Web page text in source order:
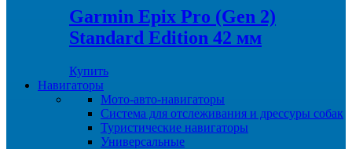
составляла
132
292 ₽.
85
990 ₽.
Garmin Epix Pro (Gen 2)
Standard Edition 42 мм
Купить
Навигаторы
Мото-авто-навигаторы
Система для отслеживания и дрессуры собак
Туристические навигаторы
Универсальные